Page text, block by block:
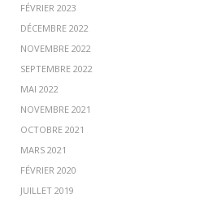
FÉVRIER 2023
DÉCEMBRE 2022
NOVEMBRE 2022
SEPTEMBRE 2022
MAI 2022
NOVEMBRE 2021
OCTOBRE 2021
MARS 2021
FÉVRIER 2020
JUILLET 2019